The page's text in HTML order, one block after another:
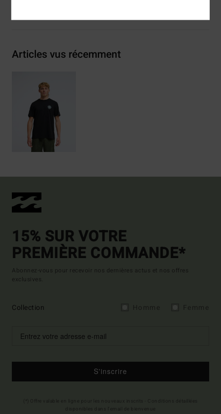
Articles vus récemment
15% SUR VOTRE
PREMIÈRE COMMANDE*
Abonnez-vous pour recevoir nos dernières actus et nos offres
exclusives.
Collection
S'inscrire